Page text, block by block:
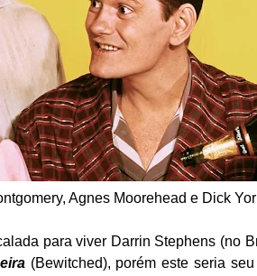
Agnes Moorehead e Dick
para viver Darrin Stephens (no
(Bewitched), porém este seria